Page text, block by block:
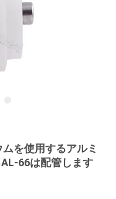
を使用するアルミ
66は配管します